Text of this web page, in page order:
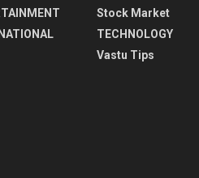
Stock Market
TECHNOLOGY
Vastu Tips